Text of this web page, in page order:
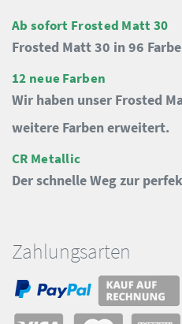
Zahlungsarten
Ab sofort Frosted Matt 30
Frosted Matt 30 in 96
12 neue Farben
Wir haben unser Frosted
weitere Farben erweitert.
CR Metallic
Der schnelle Weg zur